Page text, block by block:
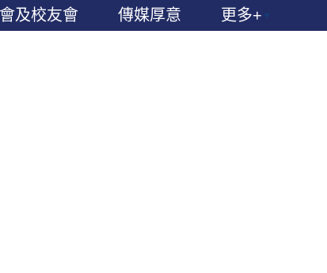
及校友會 傳媒厚意 更多+